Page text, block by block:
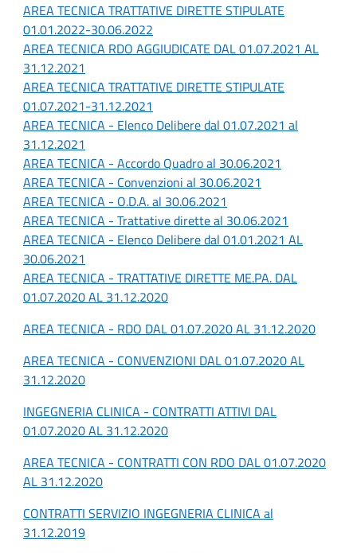
AREA TECNICA TRATTATIVE DIRETTE STIPULATE
01.01.2022-30.06.2022
AREA TECNICA RDO AGGIUDICATE DAL 01.07.2021 AL
31.12.2021
AREA TECNICA TRATTATIVE DIRETTE STIPULATE
01.07.2021-31.12.2021
AREA TECNICA - Elenco Delibere dal 01.07.2021 al
31.12.2021
AREA TECNICA - Accordo Quadro al 30.06.2021
AREA TECNICA - Convenzioni al 30.06.2021
AREA TECNICA - O.D.A. al 30.06.2021
AREA TECNICA - Trattative dirette al 30.06.2021
AREA TECNICA - Elenco Delibere dal 01.01.2021 AL
30.06.2021
AREA TECNICA - TRATTATIVE DIRETTE ME.PA. DAL
01.07.2020 AL 31.12.2020
AREA TECNICA - RDO DAL 01.07.2020 AL 31.12.2020
AREA TECNICA - CONVENZIONI DAL 01.07.2020 AL
31.12.2020
INGEGNERIA CLINICA - CONTRATTI ATTIVI DAL
01.07.2020 AL 31.12.2020
AREA TECNICA - CONTRATTI CON RDO DAL 01.07.2020
AL 31.12.2020
CONTRATTI SERVIZIO INGEGNERIA CLINICA al
31.12.2019